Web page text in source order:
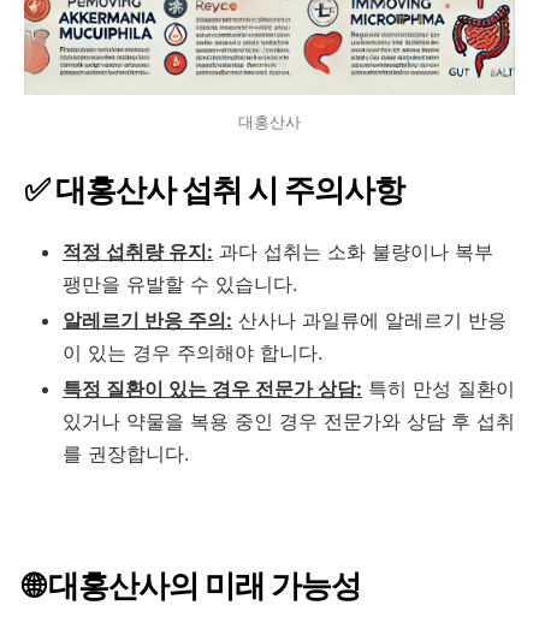
대홍산사
✅ 대홍산사 섭취 시 주의사항
적정 섭취량 유지: 과다 섭취는 소화 불량이나 복부
팽만을 유발할 수 있습니다.
알레르기 반응 주의: 산사나 과일류에 알레르기 반응
이 있는 경우 주의해야 합니다.
특정 질환이 있는 경우 전문가 상담: 특히 만성 질환이
있거나 약물을 복용 중인 경우 전문가와 상담 후 섭취
를 권장합니다.
🌐 대홍산사의 미래 가능성